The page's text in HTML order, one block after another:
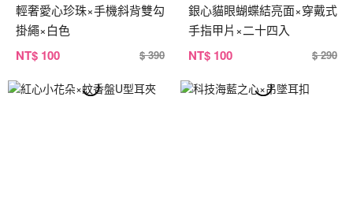
輕奢愛心珍珠×手機斜背雙勾
掛繩×白色
NT$ 100 $ 390
銀心貓眼蝴蝶結亮面×穿戴式
手指甲片×二十四入
NT$ 100 $ 290